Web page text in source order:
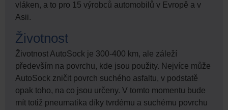
vláken, a to pro 15 výrobců automobilů v Evropě a v
Asii.
Životnost
Životnost AutoSock je 300-400 km, ale záleží
především na povrchu, kde jsou použity. Nejvíce může
AutoSock zničit povrch suchého asfaltu, v podstatě
opak toho, na co jsou určeny. V tomto momentu bude
mít totiž pneumatika díky tvrdému a suchému povrchu